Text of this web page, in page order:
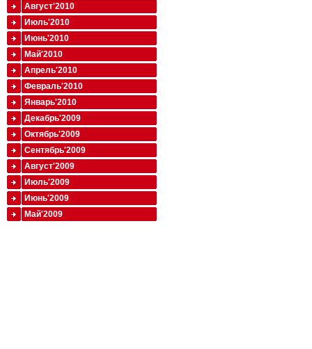
Август'2010
Июль'2010
Июнь'2010
Май'2010
Апрель'2010
Февраль'2010
Январь'2010
Декабрь'2009
Октябрь'2009
Сентябрь'2009
Август'2009
Июль'2009
Июнь'2009
Май'2009